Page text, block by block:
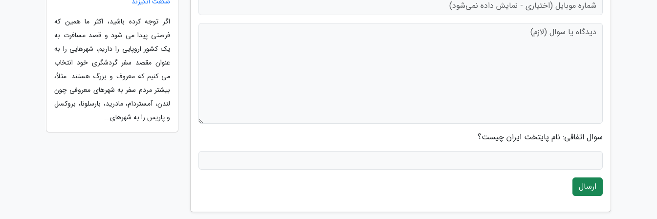
سوال اتفاقی: نام پایتخت ایران چیست؟
ارسال
اگر توجه کرده باشید، اکثر ما همین که
فرصتی پیدا می شود و قصد مسافرت به
یک کشور اروپایی را داریم، شهرهایی را به
عنوان مقصد سفر گردشگری خود انتخاب
می کنیم که معروف و بزرگ هستند. مثلاً،
بیشتر مردم سفر به شهرهای معروفی چون
لندن، آمستردام، مادرید، بارسلونا، بروکسل
و پاریس را به شهرهای...